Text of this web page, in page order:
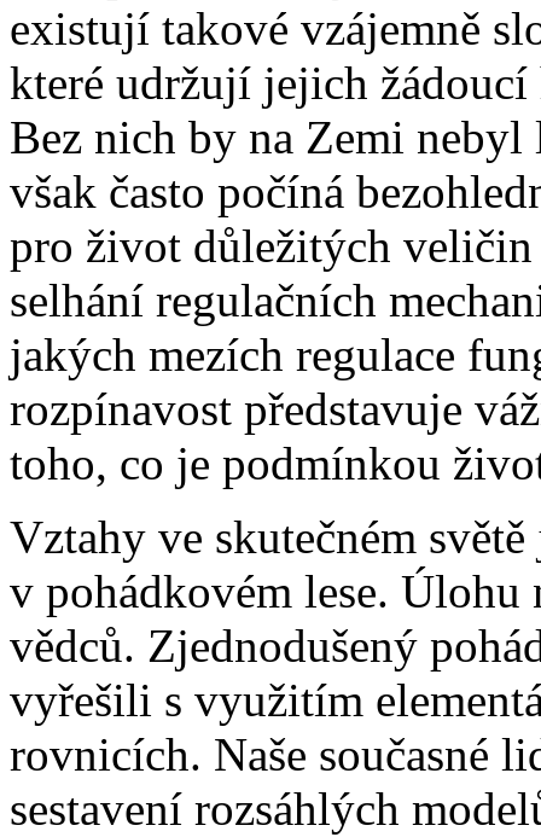
existují takové vzájemně
které udržují jejich
Bez nich by na Zemi
však často počíná
pro život důležitých
selhání regulačních
jakých mezích regulace
rozpínavost představuje
toho, co je podmínkou
Vztahy ve skutečném
v pohádkovém lese.
vědců. Zjednodušený
vyřešili s využitím
rovnicích. Naše současné
sestavení rozsáhlých